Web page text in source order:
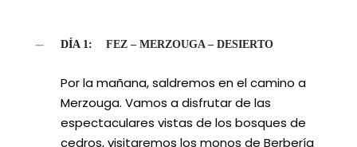
DÍA 1: FEZ – MERZOUGA – DESIERTO
Por la mañana, saldremos en el camino a
Merzouga. Vamos a disfrutar de las
espectaculares vistas de los bosques de
cedros, visitaremos los monos de Berbería